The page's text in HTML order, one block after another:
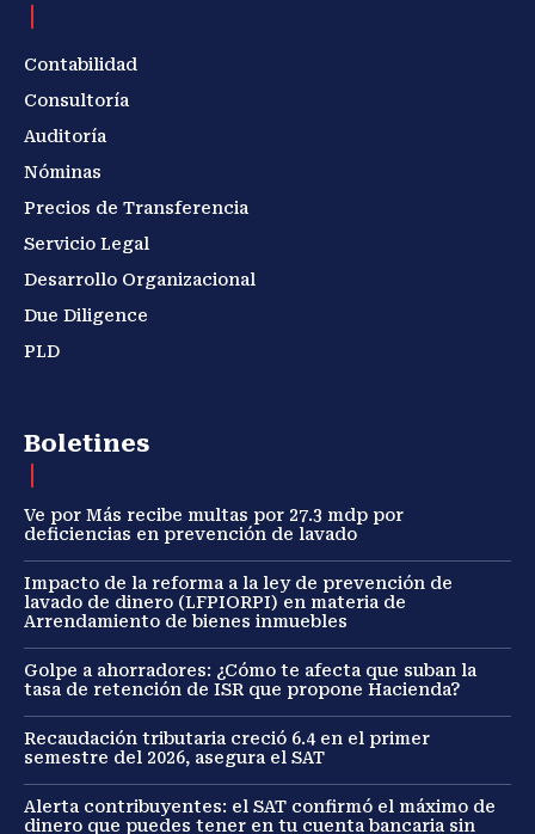
Contabilidad
Consultoría
Auditoría
Nóminas
Precios de Transferencia
Servicio Legal
Desarrollo Organizacional
Due Diligence
PLD
Boletines
Ve por Más recibe multas por 27.3 mdp por
deficiencias en prevención de lavado
Impacto de la reforma a la ley de prevención de
lavado de dinero (LFPIORPI) en materia de
Arrendamiento de bienes inmuebles
Golpe a ahorradores: ¿Cómo te afecta que suban la
tasa de retención de ISR que propone Hacienda?
Recaudación tributaria creció 6.4 en el primer
semestre del 2026, asegura el SAT
Alerta contribuyentes: el SAT confirmó el máximo de
dinero que puedes tener en tu cuenta bancaria sin